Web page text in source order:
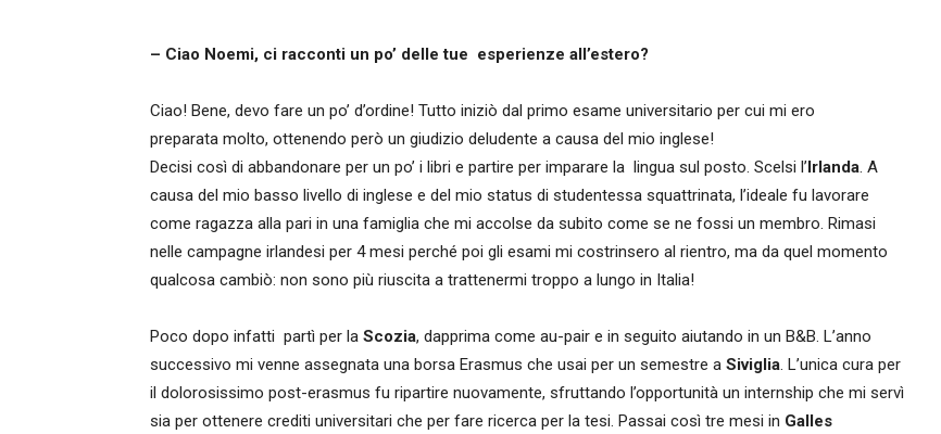
– Ciao Noemi, ci racconti un po’ delle tue esperienze all’estero?
Ciao! Bene, devo fare un po’ d’ordine! Tutto iniziò dal primo esame universitario per cui mi ero
preparata molto, ottenendo però un giudizio deludente a causa del mio inglese!
Decisi così di abbandonare per un po’ i libri e partire per imparare la lingua sul posto. Scelsi l’Irlanda. A
causa del mio basso livello di inglese e del mio status di studentessa squattrinata, l’ideale fu lavorare
come ragazza alla pari in una famiglia che mi accolse da subito come se ne fossi un membro. Rimasi
nelle campagne irlandesi per 4 mesi perché poi gli esami mi costrinsero al rientro, ma da quel momento
qualcosa cambiò: non sono più riuscita a trattenermi troppo a lungo in Italia!
Poco dopo infatti partì per la Scozia, dapprima come au-pair e in seguito aiutando in un B&B. L’anno
successivo mi venne assegnata una borsa Erasmus che usai per un semestre a Siviglia. L’unica cura per
il dolorosissimo post-erasmus fu ripartire nuovamente, sfruttando l’opportunità un internship che mi servì
sia per ottenere crediti universitari che per fare ricerca per la tesi. Passai così tre mesi in Galles